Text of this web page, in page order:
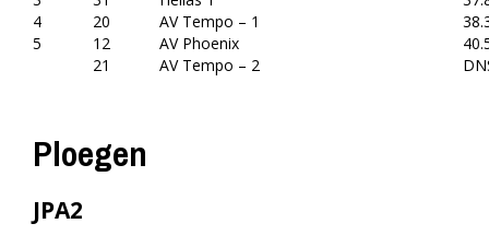
4
20 AV Tempo – 1
5
12 AV Phoenix
21
AV Tempo – 2
Ploegen
JPA2